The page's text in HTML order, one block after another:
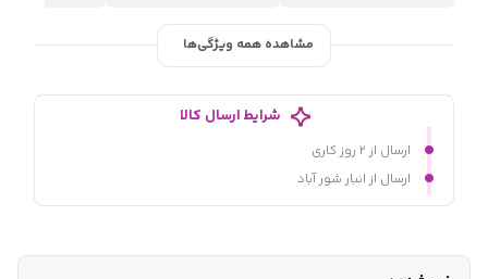
مشاهده همه ویژگی‌ها
شرایط ارسال کالا
ارسال از ۲ روز کاری
ارسال از انبار شور آباد